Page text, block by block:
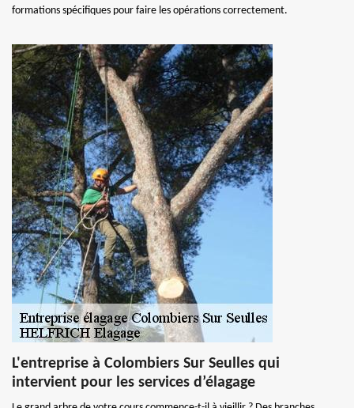
formations spécifiques pour faire les opérations correctement.
L'entreprise à Colombiers Sur Seulles qui
intervient pour les services d’élagage